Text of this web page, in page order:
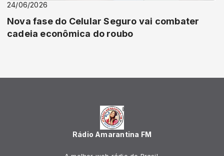
24/06/2026
Nova fase do Celular Seguro vai combater
cadeia econômica do roubo
Rádio Amarantina FM